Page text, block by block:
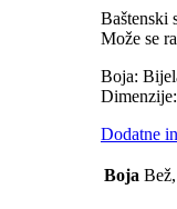
Baštenski
Može se
Boja:
Dodatne
Boja